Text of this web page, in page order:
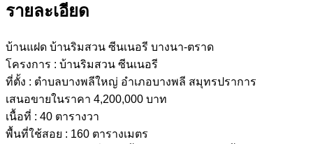
รายละเอียด
บ้านแฝด บ้านริมสวน ซีนเนอรี บางนา-ตราด
โครงการ : บ้านริมสวน ซีนเนอรี
ที่ตั้ง : ตำบลบางพลีใหญ่ อำเภอบางพลี สมุทรปราการ
เสนอขายในราคา 4,200,000 บาท
เนื้อที่ : 40 ตารางวา
พื้นที่ใช้สอย : 160 ตารางเมตร